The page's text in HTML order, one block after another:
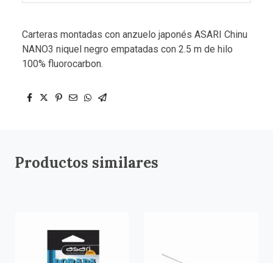
Carteras montadas con anzuelo japonés ASARI Chinu
NANO3 niquel negro empatadas con 2.5 m de hilo
100% fluorocarbon.
Productos similares